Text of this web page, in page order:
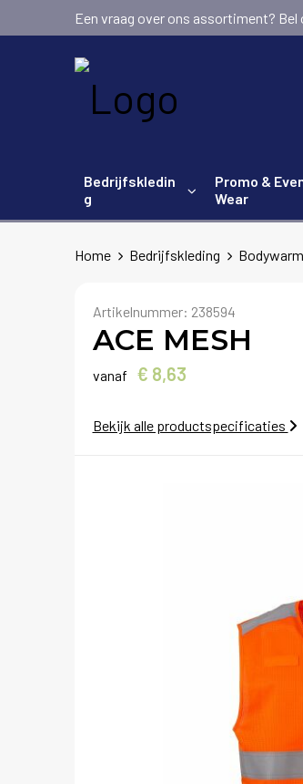
Een vraag over ons assortiment? Bel
Bedrijfskledin
g
Promo &
Wear
Home Bedrijfskleding
Artikelnummer: 238594
ACE MESH
vanaf € 8,63
Bekijk alle productspecificaties